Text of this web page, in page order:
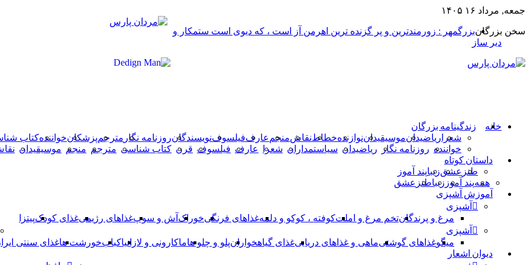
جمعه, مرداد ۱۶ ۱۴۰۵
سخن بزرگانبزرگمهر : زورمندترین و پر گزنده ترین اهرمن آز است ، که دیوی است ستمکار و
دیر ساز
خانه زندگینامه بزرگان
شعرا ریاضیدانموسیقیداننوازندهخطاطنقاشمنجم عارففیلسوفنویسندگانروزنامه نگار مترجمپزشکانخوانندهکتاب
خواننده روزنامه نگار ریاضیدان سیاستمداران شعرا عارف فیلسوف قرن کتاب شناسی مترجم منجم موسیقیدان
داستان کوتاه
طنز عشقزیباپند آموز
همهپند آموز زیباطنز عشق
آموزش آشپزی
آشپزی
مرغ و پرندگانتخم مرغ و املتکوفته ، کوکو و دلمهغذاهای فرنگیخوراک آش و سوپغذاهای رژیمیغذای کودکپیتزا
آشپزی
میگوغذاهای گوشتیماهی و غذاهای دریاییغذای گیاهخوارانپلو و چلو هاماکارونی و لازانیاکبابخورشت هاغذای سنتی
دیوان اشعار